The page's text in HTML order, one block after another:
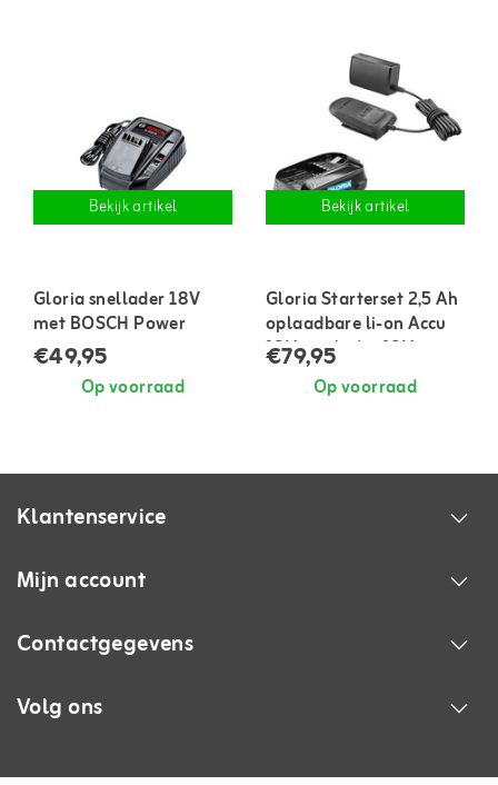
Bekijk artikel
Gloria snellader 18V
met BOSCH Power
€49,95
Op voorraad
Bekijk artikel
Gloria Starterset 2,5 Ah
oplaadbare li-on Accu
18V + oplader 18V
€79,95
Op voorraad
Klantenservice
Mijn account
Contactgegevens
Volg ons